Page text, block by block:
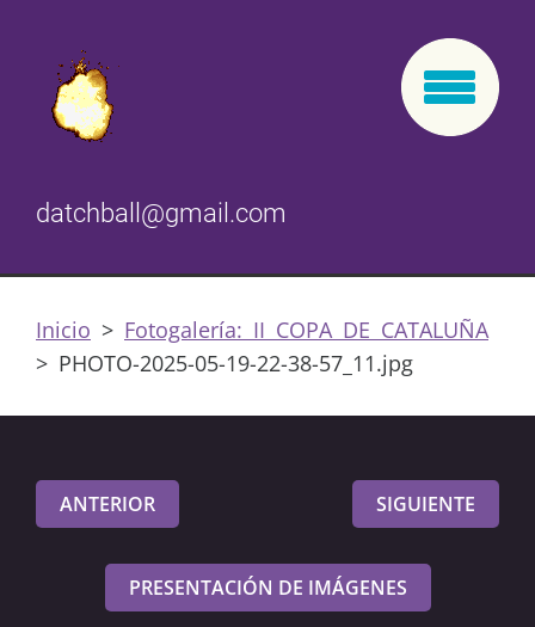
datchball@gmail.com
Inicio > Fotogalería: II COPA DE CATALUÑA
> PHOTO-2025-05-19-22-38-57_11.jpg
ANTERIOR SIGUIENTE
PRESENTACIÓN DE IMÁGENES